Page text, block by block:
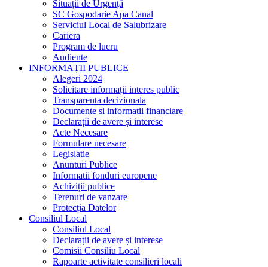
Situații de Urgență
SC Gospodarie Apa Canal
Serviciul Local de Salubrizare
Cariera
Program de lucru
Audiente
INFORMAȚII PUBLICE
Alegeri 2024
Solicitare informații interes public
Transparenta decizionala
Documente si informatii financiare
Declarații de avere și interese
Acte Necesare
Formulare necesare
Legislatie
Anunturi Publice
Informatii fonduri europene
Achiziții publice
Terenuri de vanzare
Protecția Datelor
Consiliul Local
Consiliul Local
Declarații de avere și interese
Comisii Consiliu Local
Rapoarte activitate consilieri locali